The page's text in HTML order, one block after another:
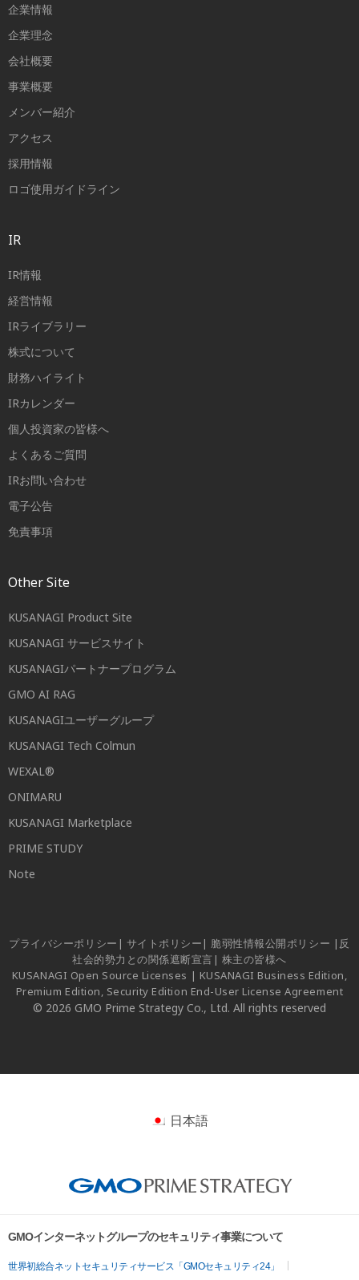
企業情報
企業理念
会社概要
事業概要
メンバー紹介
アクセス
採用情報
ロゴ使用ガイドライン
IR
IR情報
経営情報
IRライブラリー
株式について
財務ハイライト
IRカレンダー
個人投資家の皆様へ
よくあるご質問
IRお問い合わせ
電子公告
免責事項
Other Site
KUSANAGI Product Site
KUSANAGI サービスサイト
KUSANAGIパートナープログラム
GMO AI RAG
KUSANAGIユーザーグループ
KUSANAGI Tech Colmun
WEXAL®
ONIMARU
KUSANAGI Marketplace
PRIME STUDY
Note
プライバシーポリシー | サイトポリシー | 脆弱性情報公開ポリシー | 反
社会的勢力との関係遮断宣言 | 株主の皆様へ
KUSANAGI Open Source Licenses | KUSANAGI Business Edition,
Premium Edition, Security Edition End-User License Agreement
© 2026 GMO Prime Strategy Co., Ltd. All rights reserved
日本語
GMOインターネットグループのセキュリティ事業について
世界初総合ネットセキュリティサービス「GMOセキュリティ24」